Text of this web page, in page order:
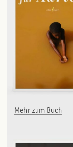
Mehr zum Buch